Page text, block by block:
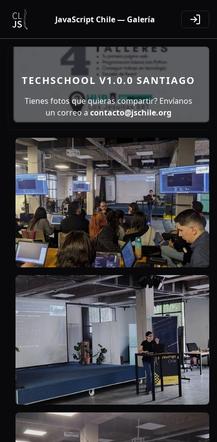
JavaScript Chile — Galería
TECHSCHOOL V1.0.0 SANTIAGO
Tienes fotos que quieras compartir? Envíanos
un correo a contacto@jschile.org